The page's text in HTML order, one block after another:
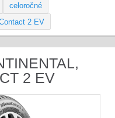
celoročné
2 EV
2 EV